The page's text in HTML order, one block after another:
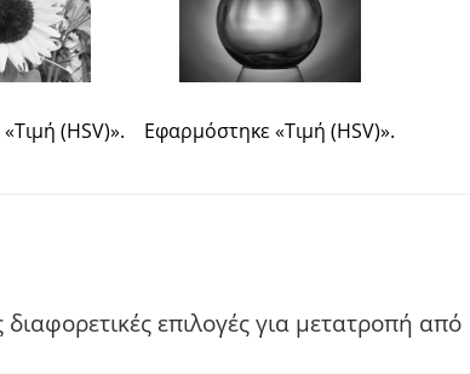
«Τιμή (HSV)». Εφαρμόστηκε «Τιμή (HSV)».
επιλογές για μετατροπή από